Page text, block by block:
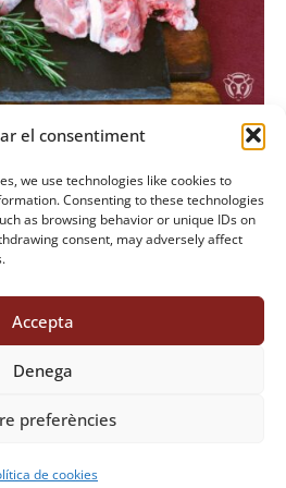
el consentiment
we use technologies like cookies to
Consenting to these technologies
as browsing behavior or unique IDs on
consent, may adversely affect
Accepta
Denega
preferències
de cookies
TÉ
DIVERSES
VARIANTS.
LES
OPCIONS
PODEN
TRIAR
A
DEL
PRODUCTE
de Xai